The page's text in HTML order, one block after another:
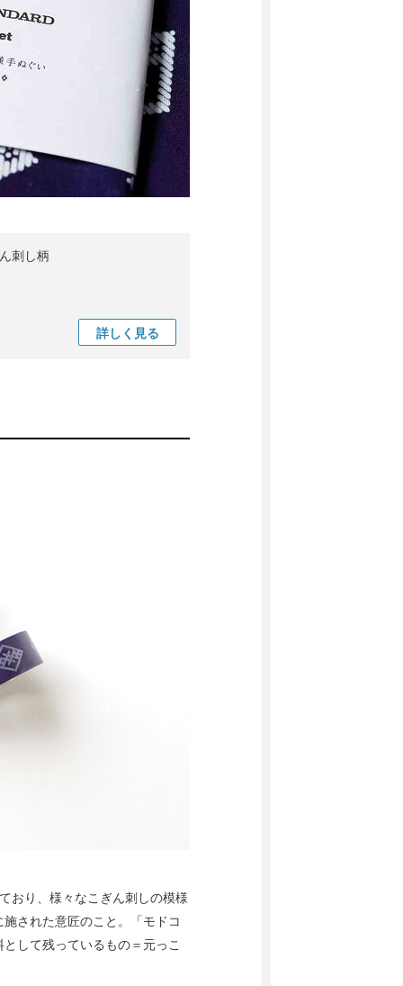
刺し柄
詳しく 見る
おり、様々なこぎん刺しの模様
された意匠のこと。「モドコ
して残っているもの＝元っこ